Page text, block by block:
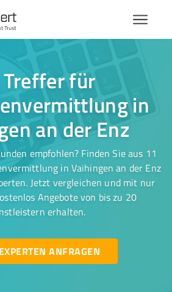
für
in
an der Enz
empfohlen? Finden Sie aus 11
in Vaihingen an der Enz
Jetzt vergleichen und mit nur
Angebote von bis zu 20
erhalten.
ANFRAGEN